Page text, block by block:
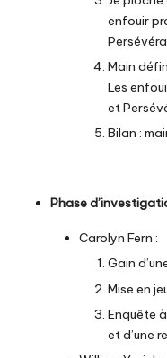
enfouir
Main
Les
et
Bilan :
Phase
Carolyn Fern :
Gain
Mise en
Enquête
et d’une